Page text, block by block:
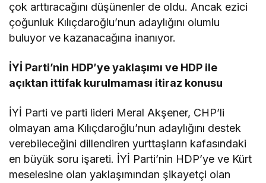
çok arttıracağını düşünenler de oldu. Ancak ezici
çoğunluk Kılıçdaroğlu’nun adaylığını olumlu
buluyor ve kazanacağına inanıyor.
İYİ Parti’nin HDP’ye yaklaşımı ve HDP ile
açıktan ittifak kurulmaması itiraz konusu
İYİ Parti ve parti lideri Meral Akşener, CHP’li
olmayan ama Kılıçdaroğlu’nun adaylığını destek
verebileceğini dillendiren yurttaşların kafasındaki
en büyük soru işareti. İYİ Parti’nin HDP’ye ve Kürt
meselesine olan yaklaşımından şikayetçi olan